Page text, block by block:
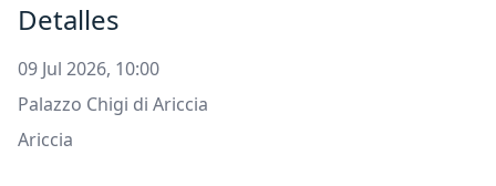
Detalles
09 Jul 2026, 10:00
Palazzo Chigi di Ariccia
Ariccia